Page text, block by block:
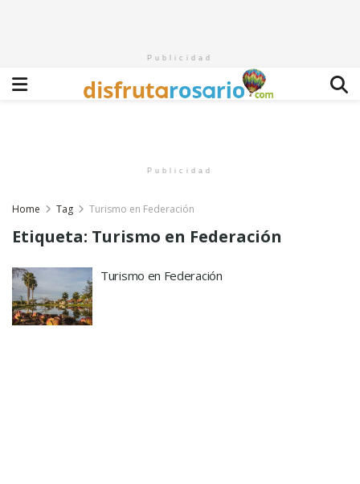
Publicidad
Publicidad
Home Tag Turismo en Federación
Etiqueta: Turismo en Federación
Turismo en Federación